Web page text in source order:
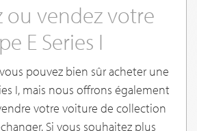
ou vendez votre
E Series I
vous pouvez bien sûr acheter une
I, mais nous offrons également
votre voiture de collection
Si vous souhaitez plus